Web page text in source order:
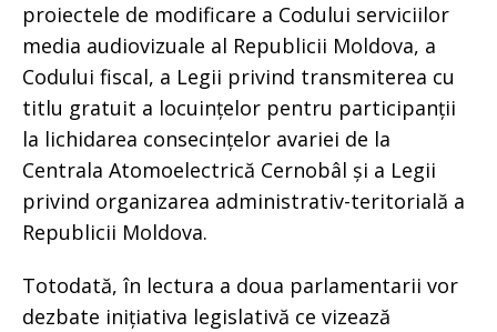
proiectele de modificare a Codului serviciilor
media audiovizuale al Republicii Moldova, a
Codului fiscal, a Legii privind transmiterea cu
titlu gratuit a locuințelor pentru participanții
la lichidarea consecințelor avariei de la
Centrala Atomoelectrică Cernobâl și a Legii
privind organizarea administrativ-teritorială a
Republicii Moldova.
Totodată, în lectura a doua parlamentarii vor
dezbate inițiativa legislativă ce vizează